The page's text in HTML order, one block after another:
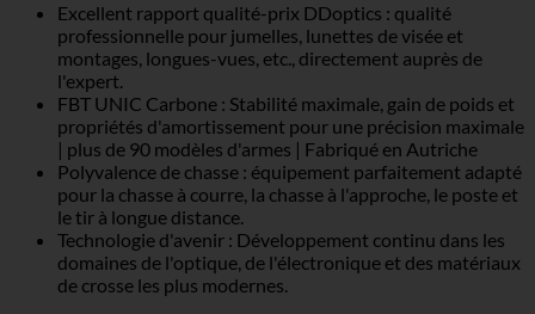
Excellent rapport qualité-prix DDoptics : qualité
professionnelle pour jumelles, lunettes de visée et
montages, longues-vues, etc., directement auprès de
l'expert.
FBT UNIC Carbone : Stabilité maximale, gain de poids et
propriétés d'amortissement pour une précision maximale
| plus de 90 modèles d'armes | Fabriqué en Autriche
Polyvalence de chasse : équipement parfaitement adapté
pour la chasse à courre, la chasse à l'approche, le poste et
le tir à longue distance.
Technologie d'avenir : Développement continu dans les
domaines de l'optique, de l'électronique et des matériaux
de crosse les plus modernes.